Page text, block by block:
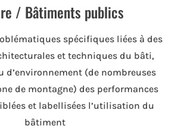
/ Bâtiments publics
spécifiques liées à des
et techniques du bâti,
d’environnement (de nombreuses
de montagne) des performances
et labellisées l’utilisation du
bâtiment